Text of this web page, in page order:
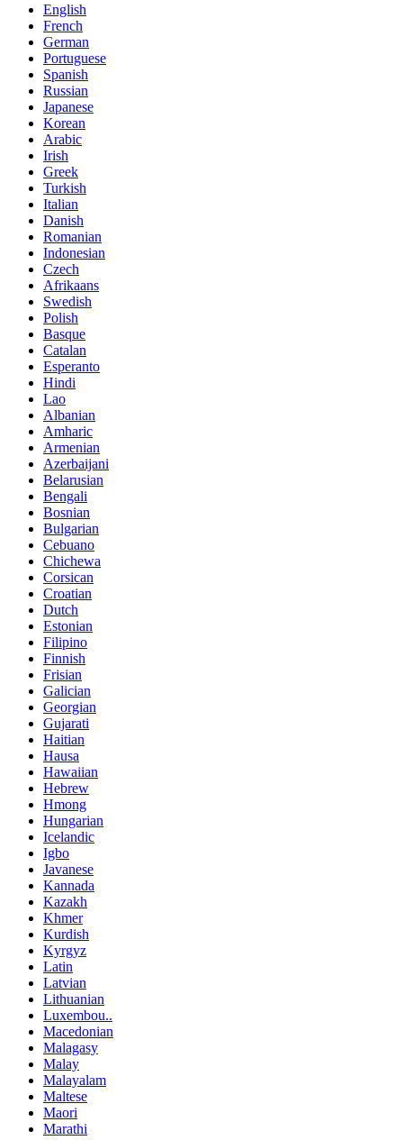
English
French
German
Portuguese
Spanish
Russian
Japanese
Korean
Arabic
Irish
Greek
Turkish
Italian
Danish
Romanian
Indonesian
Czech
Afrikaans
Swedish
Polish
Basque
Catalan
Esperanto
Hindi
Lao
Albanian
Amharic
Armenian
Azerbaijani
Belarusian
Bengali
Bosnian
Bulgarian
Cebuano
Chichewa
Corsican
Croatian
Dutch
Estonian
Filipino
Finnish
Frisian
Galician
Georgian
Gujarati
Haitian
Hausa
Hawaiian
Hebrew
Hmong
Hungarian
Icelandic
Igbo
Javanese
Kannada
Kazakh
Khmer
Kurdish
Kyrgyz
Latin
Latvian
Lithuanian
Luxembou..
Macedonian
Malagasy
Malay
Malayalam
Maltese
Maori
Marathi